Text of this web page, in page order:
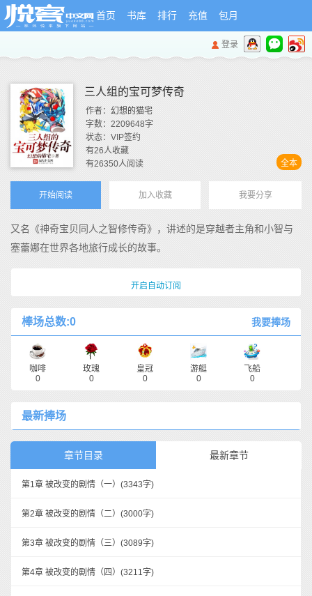
首页 书库 排行 充值 包月
登录
三人组的宝可梦传奇
作者： 幻想的猫宅
字数： 2209648字
状态： VIP签约
有26人收藏
有26350人阅读 全本
开始阅读 加入收藏 我要分享
又名《神奇宝贝同人之智修传奇》，讲述的是穿越者主角和小智与
塞蕾娜在世界各地旅行成长的故事。
开启自动订阅
我要捧场
棒场总数:0
咖啡
0
玫瑰
0
皇冠
0
游艇
0
飞船
0
最新捧场
章节目录 最新章节
第1章 被改变的剧情（一） (3343字)
第2章 被改变的剧情（二） (3000字)
第3章 被改变的剧情（三） (3089字)
第4章 被改变的剧情（四） (3211字)